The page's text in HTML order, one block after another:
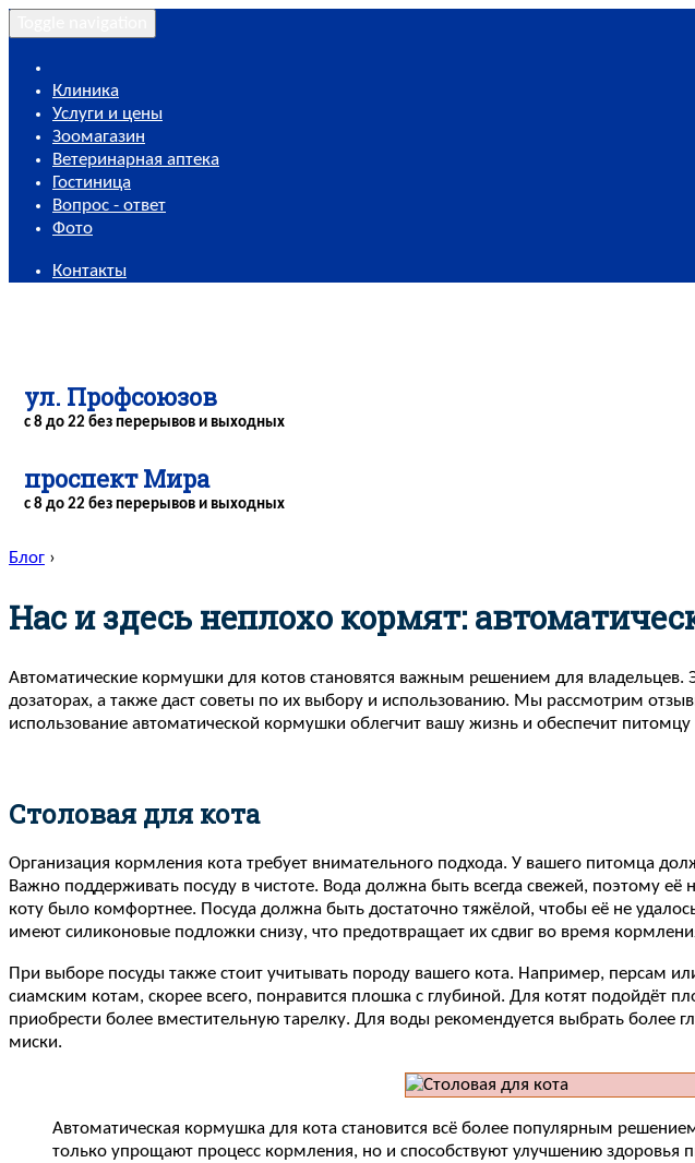
Клиника
Услуги и цены
Зоомагазин
Ветеринарная аптека
Гостиница
Вопрос - ответ
Фото
Контакты
ул. Профсоюзов
с 8 до 22 без перерывов и выходных
проспект Мира
с 8 до 22 без перерывов и выходных
Блог ›
Нас и здесь неплохо кормят:
Автоматические кормушки для котов становятся важным решением для владельцев.
дозаторах, а также даст советы по их выбору и использованию. Мы рассмотрим
использование автоматической кормушки облегчит вашу жизнь и обеспечит
Столовая для кота
Организация кормления кота требует внимательного подхода. У вашего питомца
Важно поддерживать посуду в чистоте. Вода должна быть всегда свежей, поэтому
коту было комфортнее. Посуда должна быть достаточно тяжёлой, чтобы её не
имеют силиконовые подложки снизу, что предотвращает их сдвиг во время
При выборе посуды также стоит учитывать породу вашего кота. Например, персам
сиамским котам, скорее всего, понравится плошка с глубиной. Для котят подойдёт
приобрести более вместительную тарелку. Для воды рекомендуется выбрать более
миски.
Автоматическая кормушка для кота становится всё более популярным
только упрощают процесс кормления, но и способствуют улучшению